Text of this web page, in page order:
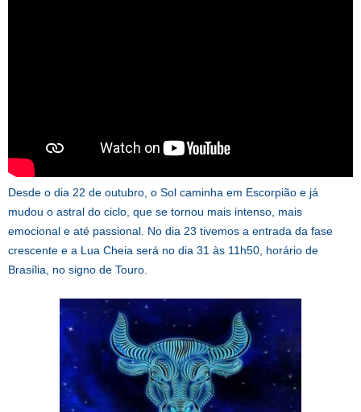
Desde o dia 22 de outubro, o Sol caminha em Escorpião e já
mudou o astral do ciclo, que se tornou mais intenso, mais
emocional e até passional. No dia 23 tivemos a entrada da fase
crescente e a Lua Cheia será no dia 31 às 11h50, horário de
Brasília, no signo de Touro.